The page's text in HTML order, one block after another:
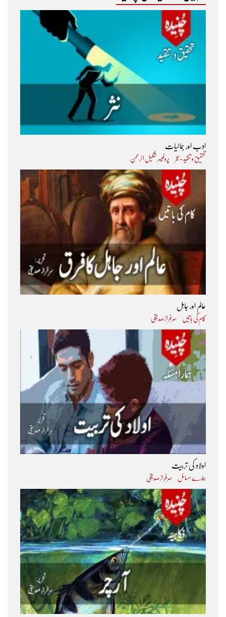
ادب اور جمالیات
تحقیق و تنقید - نثر پروفیسر شکیل الرحمن
عالم اور جاہل
کام کی باتیں سرفراز صدیقی
اولاد کی تربیت
ہمارے مسائل سرفراز صدیقی